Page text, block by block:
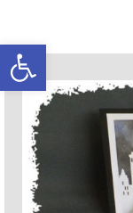
Ouvrir la barre d’outils